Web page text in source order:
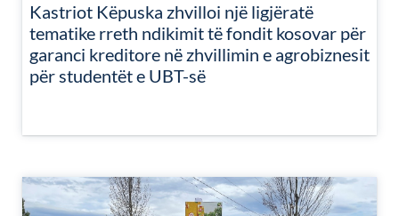
Kastriot Këpuska zhvilloi një ligjëratë
tematike rreth ndikimit të fondit kosovar për
garanci kreditore në zhvillimin e agrobiznesit
për studentët e UBT-së